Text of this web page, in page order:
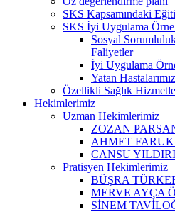
SKS Kapsamındaki
SKS İyi Uygulama
Sosyal
Faliyetler
İyi Uygulama
Yatan
Özellikli Sağlık
Hekimlerimiz
Uzman Hekimlerimiz
ZOZAN
AHMET
CANSU
Pratisyen Hekimlerimiz
BÜŞRA
MERVE AYÇA
SİNEM